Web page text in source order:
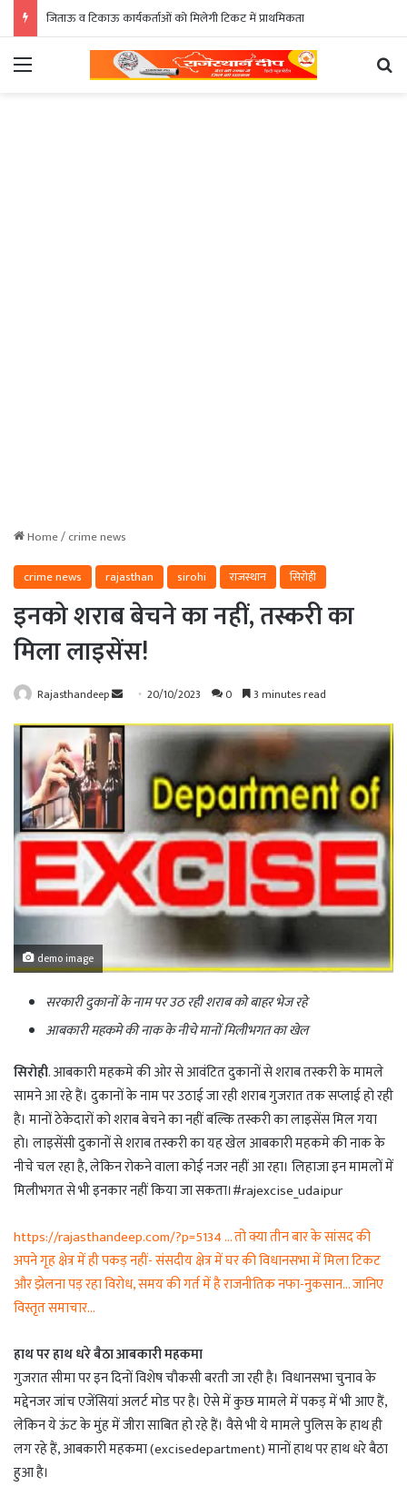
जिताऊ व टिकाऊ कार्यकर्ताओं को मिलेगी टिकट में प्राथमिकता
Menu
Home/crime news
crime news
rajasthan sirohi राजस्थान सिरोही
इनको शराब बेचने का नहीं, तस्करी का
मिला लाइसेंस!
Rajasthandeep
Send
email
20/10/2023 0 3 minutes read
demo image
सरकारी दुकानों के नाम पर उठ रही शराब को बाहर भेज रहे
आबकारी महकमे की नाक के नीचे मानोंमिलीभगत का खेल
सिरोही. आबकारी महकमे की ओर से आवंटित दुकानों से शराब तस्करी के मामले
सामने आ रहे हैं। दुकानों के नाम पर उठाई जा रही शराब गुजरात तक सप्लाई हो रही
है। मानों ठेकेदारों को शराब बेचने का नहीं बल्कि तस्करी का लाइसेंस मिल गया
हो। लाइसेंसी दुकानों से शराब तस्करी का यह खेल आबकारी महकमे की नाक के
नीचे चल रहा है, लेकिन रोकने वाला कोई नजर नहीं आ रहा। लिहाजा इन मामलों में
मिलीभगत से भी इनकार नहीं किया जा सकता।#rajexcise_udaipur
https://rajasthandeep.com/?p=5134 … तो क्या तीन बार के सांसद की
अपने गृह क्षेत्र में ही पकड़ नहीं- संसदीय क्षेत्र में घर की विधानसभा में मिला टिकट
और झेलना पड़ रहा विरोध, समय की गर्त में है राजनीतिक नफा-नुकसान… जानिए
विस्तृत समाचार…
हाथ पर हाथ धरे बैठा आबकारी महकमा
गुजरात सीमा पर इन दिनों विशेष चौकसी बरती जा रही है। विधानसभा चुनाव के
मद्देनजर जांच एजेंसियां अलर्ट मोड पर है। ऐसे में कुछ मामले में पकड़ में भी आए हैं,
लेकिन ये ऊंट के मुंह में जीरा साबित हो रहे हैं। वैसे भी ये मामले पुलिस के हाथ ही
लग रहे हैं, आबकारी महकमा (excisedepartment) मानों हाथ पर हाथ धरे बैठा
हुआ है।